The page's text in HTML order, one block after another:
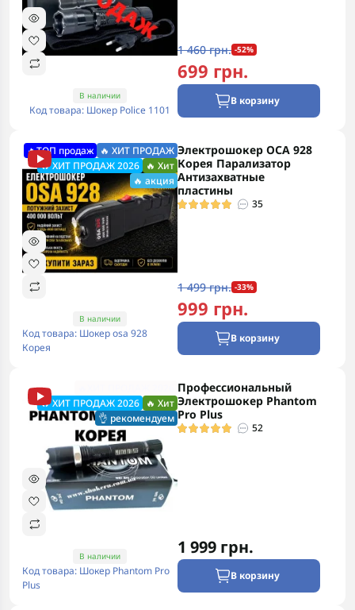
В наличии
Код товара: Шокер Police 1101
1 460 грн. -52%
699 грн.
В корзину
🔥ТОП продаж 🔥 ХИТ ПРОДАЖ
🔥 ХИТ ПРОДАЖ 2026 🔥 Хит
🔥 акция
В наличии
Код товара: Шокер osa 928
Корея
Электрошокер ОСА 928
Корея Парализатор
Антизахватные
пластины
35
1 499 грн. -33%
999 грн.
В корзину
🔥 ХИТ ПРОДАЖ 2026 🔥 Хит
👌 рекомендуем
В наличии
Код товара: Шокер Phantom Pro
Plus
Профессиональный
Электрошокер Phantom
Pro Plus
52
1 999 грн.
В корзину